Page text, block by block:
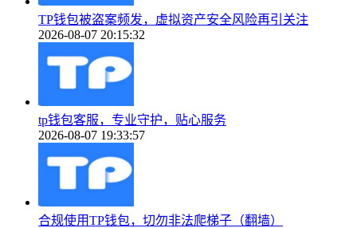
TP钱包被盗案频发，虚拟资产安全风险再引关注
2026-08-07 20:15:32
tp钱包客服，专业守护，贴心服务
2026-08-07 19:33:57
合规使用TP钱包，切勿非法爬梯子（翻墙）